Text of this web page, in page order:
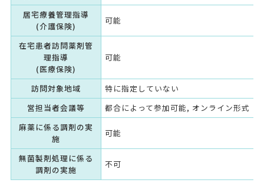
居宅療養管理指導
(介護保険)
可能
在宅患者訪問薬剤管
理指導
(医療保険)
可能
訪問対象地域
特に指定していない
営担当者会議等
都合によって参加可能, オンライン形式（
麻薬に係る調剤の実
施
可能
無菌製剤処理に係る
調剤の実施
不可